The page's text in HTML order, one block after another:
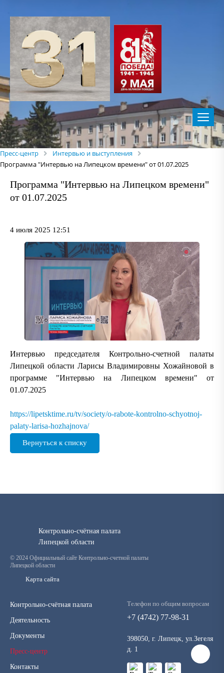
Пресс-центр
Интервью и выступления
Программа "Интервью на Липецком времени" от 01.07.2025
Программа "Интервью на Липецком времени"
от 01.07.2025
4 июля 2025 12:51
Интервью председателя Контрольно-счетной палаты
Липецкой области Ларисы Владимировны Хожайновой в
программе "Интервью на Липецком времени" от
01.07.2025
https://lipetsktime.ru/tv/society/o-rabote-kontrolno-schyotnoj-
palaty-larisa-hozhajnova/
Вернуться к списку
Контрольно-счётная палата
Липецкой области
© 2024 Официальный сайт Контрольно-счетной палаты
Липецкой области
Карта сайта
Контрольно-счётная палата
Деятельность
Документы
Пресс-центр
Контакты
Телефон по общим вопросам
+7 (4742) 77-98-31
398050, г. Липецк, ул.Зегеля
д. 1